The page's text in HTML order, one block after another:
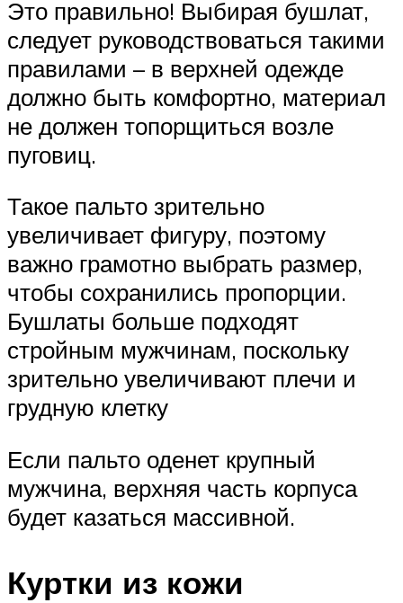
Это правильно! Выбирая бушлат,
следует руководствоваться такими
правилами – в верхней одежде
должно быть комфортно, материал
не должен топорщиться возле
пуговиц.
Такое пальто зрительно
увеличивает фигуру, поэтому
важно грамотно выбрать размер,
чтобы сохранились пропорции.
Бушлаты больше подходят
стройным мужчинам, поскольку
зрительно увеличивают плечи и
грудную клетку
Если пальто оденет крупный
мужчина, верхняя часть корпуса
будет казаться массивной.
Куртки из кожи